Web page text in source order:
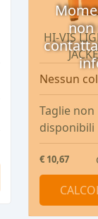
non
HI-VIS
Nessun
Taglie non
disponibili
€ 10,67